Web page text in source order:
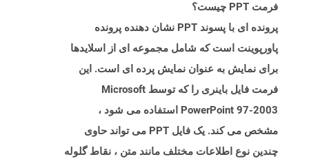
فرمت PPT چیست؟
پرونده ای با پسوند PPT نشان دهنده پرونده
پاورپوینت است که شامل مجموعه ای از اسلایدها
برای نمایش به عنوان نمایش پرده ای است. این
فرمت فایل باینری را که توسط Microsoft
PowerPoint 97-2003 استفاده می شود ،
مشخص می کند. یک فایل PPT می تواند حاوی
چندین نوع اطلاعات مختلف مانند متن ، نقاط گلوله